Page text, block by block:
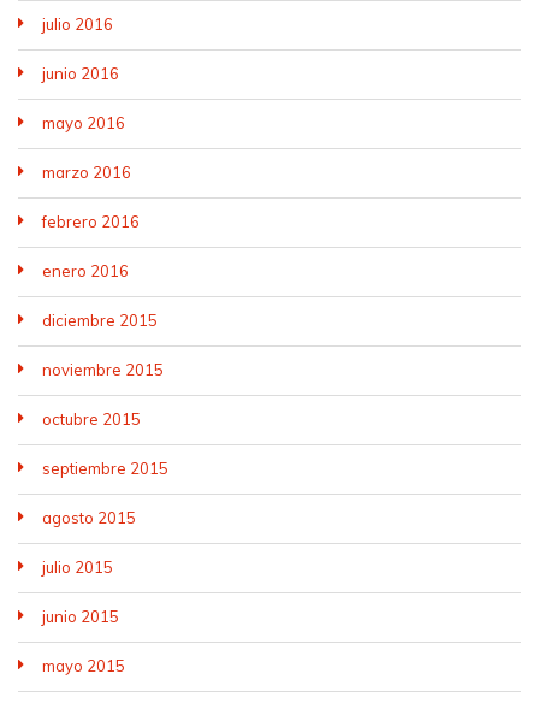
julio 2016
junio 2016
mayo 2016
marzo 2016
febrero 2016
enero 2016
diciembre 2015
noviembre 2015
octubre 2015
septiembre 2015
agosto 2015
julio 2015
junio 2015
mayo 2015